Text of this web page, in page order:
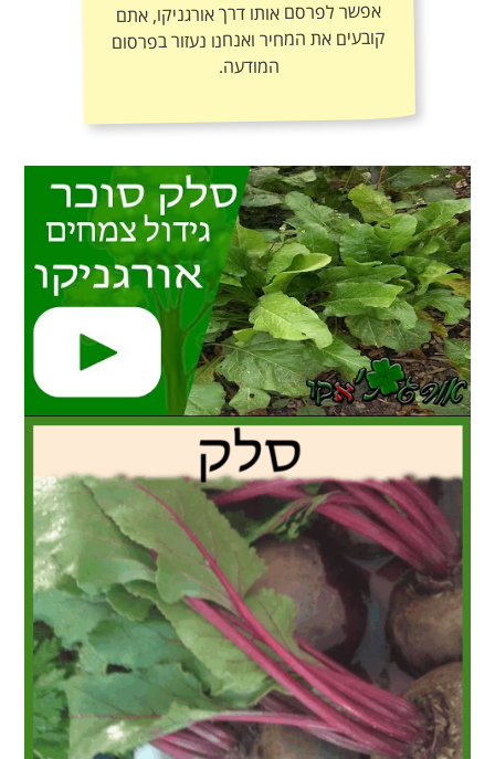
אפשר לפרסם אותו דרך אורגניקו, אתם
קובעים את המחיר ואנחנו נעזור בפרסום
המודעה.